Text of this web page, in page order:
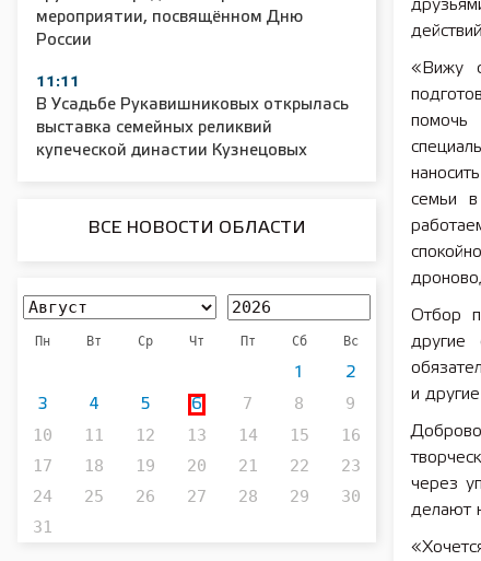
мероприятии, посвящённом Дню
России
11:11
В Усадьбе Рукавишниковых открылась
выставка семейных реликвий
купеческой династии Кузнецовых
ВСЕ НОВОСТИ ОБЛАСТИ
Пн Вт Ср Чт Пт Сб Вс
1 2
3 4 5 6 7 8
9
10
11 12 13 14 15
16
17
18 19 20 21 22
23
24
25 26 27 28 29
30
31
«Вижу
семьи
Отбор
другие
и
через
делают